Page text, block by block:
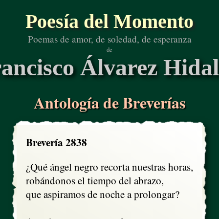
Poesía del Momento
Poemas de amor, de soledad, de esperanza
de
Álvarez
Antología de Breverías
Brevería 2838
¿Qué ángel negro recorta nuestras horas,
robándonos el tiempo del abrazo,
que aspiramos de noche a prolongar?